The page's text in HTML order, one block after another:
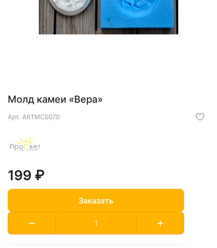
Молд камеи «Вера»
Арт. ARTMC0070
199 ₽
Заказать